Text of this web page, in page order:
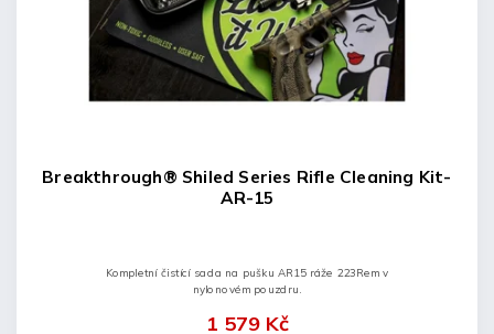
Breakthrough® Shiled Series Rifle Cleaning Kit-
AR-15
1 579 Kč
Kompletní čistící sada na pušku AR15 ráže 223Rem v
nylonovém pouzdru.